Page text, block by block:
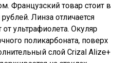
Французский товар стоит в
Линза отличается
ультрафиолета. Окуляр
поликарбоната, поверх
слой Crizal Alize+